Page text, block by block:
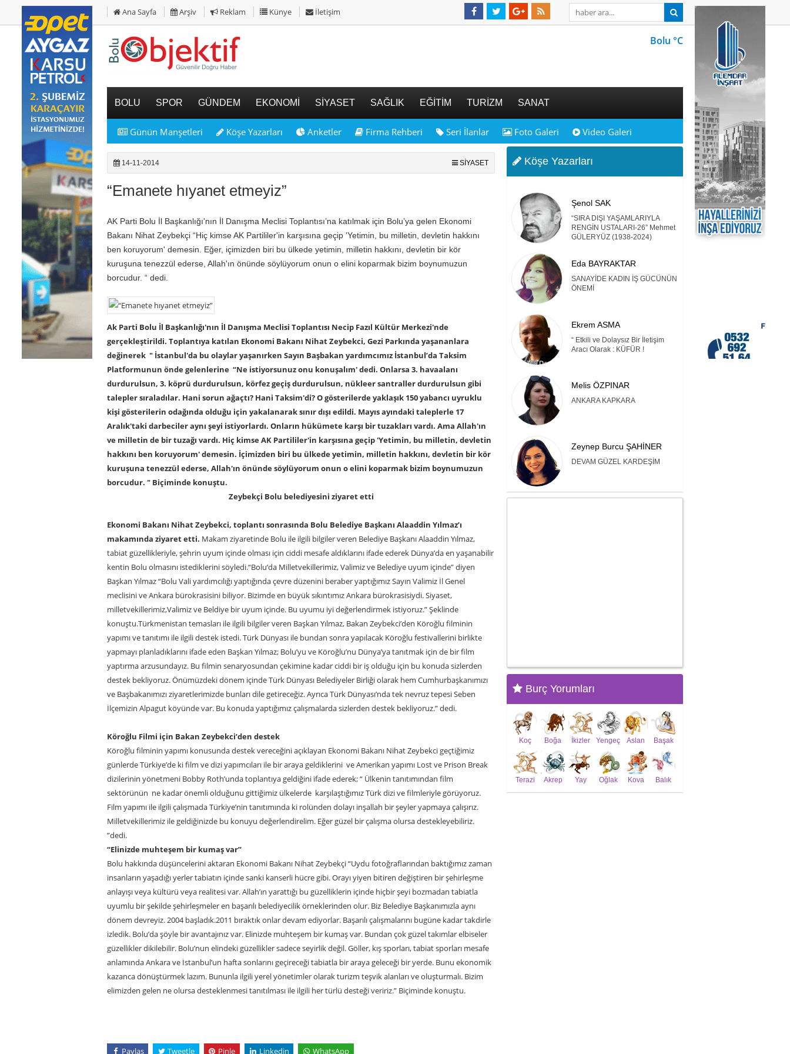
Ana Sayfa Arşiv Reklam Künye İletişim
Bolu °C
BOLU SPOR GÜNDEM EKONOMİ SİYASET SAĞLIK EĞİTİM TURİZM SANAT
Günün Manşetleri Köşe Yazarları Anketler Firma Rehberi Seri İlanlar Foto Galeri Video Galeri
14-11-2014 SİYASET
“Emanete hıyanet etmeyiz”
AK Parti Bolu İl Başkanlığı'nın İl Danışma Meclisi Toplantısı’na katılmak için Bolu’ya gelen Ekonomi
Bakanı Nihat Zeybekçi “Hiç kimse AK Partililer'in karşısına geçip 'Yetimin, bu milletin, devletin hakkını
ben koruyorum' demesin. Eğer, içimizden biri bu ülkede yetimin, milletin hakkını, devletin bir kör
kuruşuna tenezzül ederse, Allah'ın önünde söylüyorum onun o elini koparmak bizim boynumuzun
borcudur. “ dedi.
Ak Parti Bolu İl Başkanlığı'nın İl Danışma Meclisi Toplantısı Necip Fazıl Kültür Merkezi'nde
gerçekleştirildi. Toplantıya katılan Ekonomi Bakanı Nihat Zeybekci, Gezi Parkında yaşananlara
değinerek " İstanbul'da bu olaylar yaşanırken Sayın Başbakan yardımcımız İstanbul’da Taksim
Platformunun önde gelenlerine “Ne istiyorsunuz onu konuşalım' dedi. Onlarsa 3. havaalanı
durdurulsun, 3. köprü durdurulsun, körfez geçiş durdurulsun, nükleer santraller durdurulsun gibi
talepler sıraladılar. Hani sorun ağaçtı? Hani Taksim'di? O gösterilerde yaklaşık 150 yabancı uyruklu
kişi gösterilerin odağında olduğu için yakalanarak sınır dışı edildi. Mayıs ayındaki taleplerle 17
Aralık'taki darbeciler aynı şeyi istiyorlardı. Onların hükümete karşı bir tuzakları vardı. Ama Allah'ın
ve milletin de bir tuzağı vardı. Hiç kimse AK Partililer'in karşısına geçip 'Yetimin, bu milletin, devletin
hakkını ben koruyorum' demesin. İçimizden biri bu ülkede yetimin, milletin hakkını, devletin bir kör
kuruşuna tenezzül ederse, Allah'ın önünde söylüyorum onun o elini koparmak bizim boynumuzun
borcudur. " Biçiminde konuştu.
Zeybekçi Bolu belediyesini ziyaret etti
Ekonomi Bakanı Nihat Zeybekci, toplantı sonrasında Bolu Belediye Başkanı Alaaddin Yılmaz’ı
makamında ziyaret etti. Makam ziyaretinde Bolu ile ilgili bilgiler veren Belediye Başkanı Alaaddin Yılmaz,
tabiat güzellikleriyle, şehrin uyum içinde olması için ciddi mesafe aldıklarını ifade ederek Dünya’da en yaşanabilir
kentin Bolu olmasını istediklerini söyledi.“Bolu’da Milletvekillerimiz, Valimiz ve Belediye uyum içinde” diyen
Başkan Yılmaz “Bolu Vali yardımcılığı yaptığında çevre düzenini beraber yaptığımız Sayın Valimiz İl Genel
meclisini ve Ankara bürokrasisini biliyor. Bizimde en büyük sıkıntımız Ankara bürokrasisiydi. Siyaset,
milletvekillerimiz,Valimiz ve Beldiye bir uyum içinde. Bu uyumu iyi değerlendirmek istiyoruz.” Şeklinde
konuştu.Türkmenistan temasları ile ilgili bilgiler veren Başkan Yılmaz, Bakan Zeybekci’den Köroğlu filminin
yapımı ve tanıtımı ile ilgili destek istedi. Türk Dünyası ile bundan sonra yapılacak Köroğlu festivallerini birlikte
yapmayı planladıklarını ifade eden Başkan Yılmaz; Bolu’yu ve Köroğlu’nu Dünya’ya tanıtmak için de bir film
yaptırma arzusundayız. Bu filmin senaryosundan çekimine kadar ciddi bir iş olduğu için bu konuda sizlerden
destek bekliyoruz. Önümüzdeki dönem içinde Türk Dünyası Belediyeler Birliği olarak hem Cumhurbaşkanımızı
ve Başbakanımızı ziyaretlerimizde bunları dile getireceğiz. Ayrıca Türk Dünyası’nda tek nevruz tepesi Seben
İlçemizin Alpagut köyünde var. Bu konuda yaptığımız çalışmalarda sizlerden destek bekliyoruz.” dedi.
Köroğlu Filmi için Bakan Zeybekci’den destek
Köroğlu filminin yapımı konusunda destek vereceğini açıklayan Ekonomi Bakanı Nihat Zeybekci geçtiğimiz
günlerde Türkiye’de ki film ve dizi yapımcıları ile bir araya geldiklerini ve Amerikan yapımı Lost ve Prison Break
dizilerinin yönetmeni Bobby Roth’unda toplantıya geldiğini ifade ederek; “ Ülkenin tanıtımından film
sektörünün ne kadar önemli olduğunu gittiğimiz ülkelerde karşılaştığımız Türk dizi ve filmleriyle görüyoruz.
Film yapımı ile ilgili çalışmada Türkiye’nin tanıtımında ki rolünden dolayı inşallah bir şeyler yapmaya çalışırız.
Milletvekillerimiz ile geldiğinizde bu konuyu değerlendirelim. Eğer güzel bir çalışma olursa destekleyebiliriz.
”dedi.
“Elinizde muhteşem bir kumaş var”
Bolu hakkında düşüncelerini aktaran Ekonomi Bakanı Nihat Zeybekçi “Uydu fotoğraflarından baktığımız zaman
insanların yaşadığı yerler tabiatın içinde sanki kanserli hücre gibi. Orayı yiyen bitiren değiştiren bir şehirleşme
anlayışı veya kültürü veya realitesi var. Allah’ın yarattığı bu güzelliklerin içinde hiçbir şeyi bozmadan tabiatla
uyumlu bir şekilde şehirleşmeler en başarılı belediyecilik örneklerinden olur. Biz Belediye Başkanımızla aynı
dönem devreyiz. 2004 başladık.2011 bıraktık onlar devam ediyorlar. Başarılı çalışmalarını bugüne kadar takdirle
izledik. Bolu’da şöyle bir avantajınız var. Elinizde muhteşem bir kumaş var. Bundan çok güzel takımlar elbiseler
güzellikler dikilebilir. Bolu’nun elindeki güzellikler sadece seyirlik değil. Göller, kış sporları, tabiat sporları mesafe
anlamında Ankara ve İstanbul’un hafta sonlarını geçireceği tabiatla bir araya geleceği bir yerde. Bunu ekonomik
kazanca dönüştürmek lazım. Bununla ilgili yerel yönetimler olarak turizm teşvik alanları ve oluşturmalı. Bizim
elimizden gelen ne olursa desteklenmesi tanıtılması ile ilgili her türlü desteği veririz.” Biçiminde konuştu.
Paylaş Tweetle Pinle Linkedin WhatsApp
Köşe Yazarları
Şenol SAK
“SIRA DIŞI YAŞAMLARIYLA
RENGİN USTALARI-26” Mehmet
GÜLERYÜZ (1938-2024)
Eda BAYRAKTAR
SANAYİDE KADIN İŞ GÜCÜNÜN
ÖNEMİ
Ekrem ASMA
“ Etkili ve Dolaysız Bir İletişim
Aracı Olarak : KÜFÜR !
Melis ÖZPINAR
ANKARA KAPKARA
Zeynep Burcu ŞAHİNER
DEVAM GÜZEL KARDEŞİM
Burç Yorumları
Koç Boğa İkizler Yengeç Aslan Başak
Terazi Akrep Yay Oğlak Kova Balık